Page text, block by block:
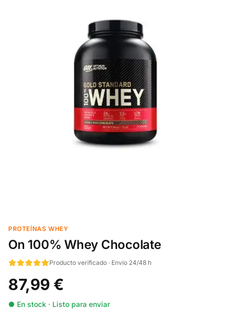
PROTEÍNAS WHEY
On 100% Whey Chocolate
Producto verificado · Envío 24/48 h
87,99 €
● En stock · Listo para enviar